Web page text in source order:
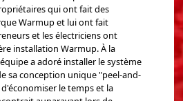
qui ont fait des
Warmup et lui ont fait
et les électriciens ont
installation Warmup. À la
a adoré installer le système
sa conception unique "peel-and-
le temps et la